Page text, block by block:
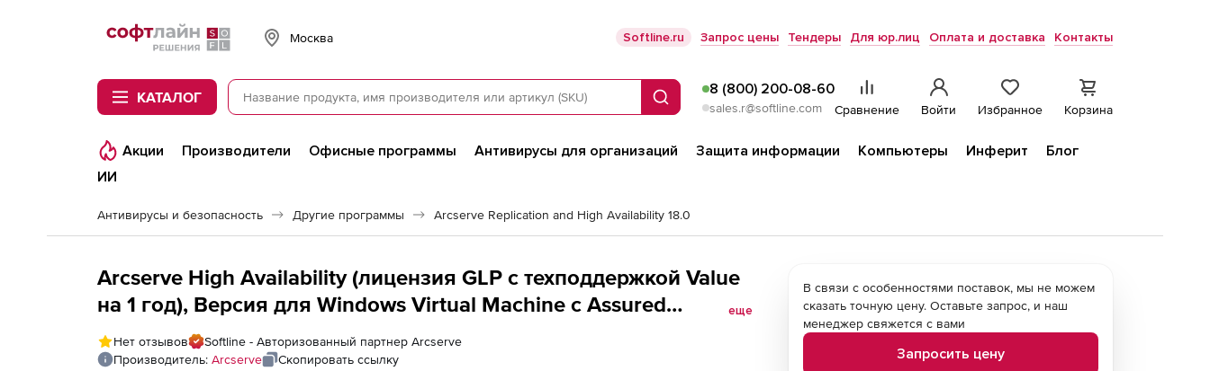
Softline
Москва Softline.ru Запрос цены Тендеры Для юр.лиц Оплата и доставка Контакты
КАТАЛОГ Поиск
8 (800) 200-08-60
sales.r@softline.com Сравнение Войти Избранное Корзина
Акции Производители Офисные программы Антивирусы для организаций Защита информации Компьютеры Инферит
Блог
ИИ
Антивирусы и безопасность Другие программы Arcserve Replication and High Availability 18.0
Arcserve High Availability (лицензия GLP с техподдержкой Value
на 1 год), Версия для Windows Virtual Machine с Assured
Recovery
еще
Нет отзывов
Softline - Авторизованный партнер Arcserve
Производитель: Arcserve Скопировать ссылку
В связи с особенностями поставок, мы не можем
сказать точную цену. Оставьте запрос, и наш
менеджер свяжется с вами
Запросить цену